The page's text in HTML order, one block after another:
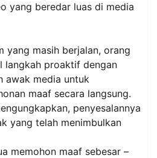
yang beredar luas di media
yang masih berjalan, orang
langkah proaktif dengan
awak media untuk
maaf secara langsung.
penyesalannya
yang telah menimbulkan
memohon maaf sebesar –